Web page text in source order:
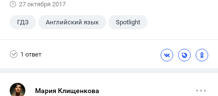
27 октября 2017
ГДЗ Английский язык Spotlight
1 ответ
Мария Клищенкова